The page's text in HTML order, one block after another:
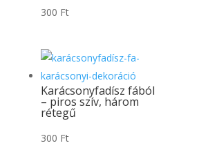
300 Ft
Karácsonyfadísz fából
– piros szív, három
rétegű
300 Ft